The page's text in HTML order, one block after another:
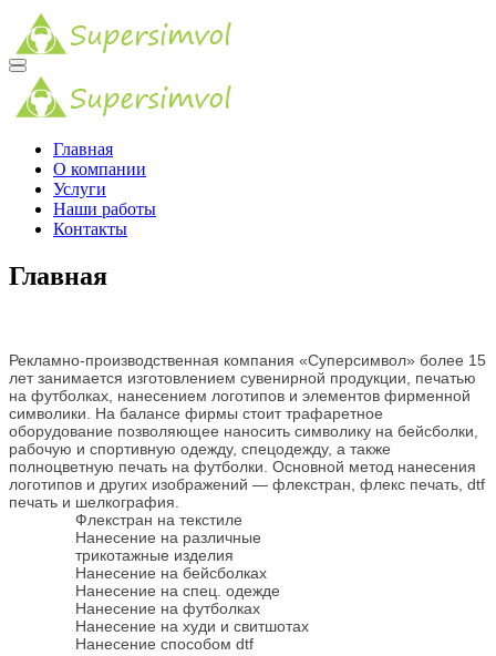
Главная
О компании
Услуги
Наши работы
Контакты
Главная
Рекламно-производственная компания «Суперсимвол» более 15
лет занимается изготовлением сувенирной продукции, печатью
на футболках, нанесением логотипов и элементов фирменной
символики. На балансе фирмы стоит трафаретное
оборудование позволяющее наносить символику на бейсболки,
рабочую и спортивную одежду, спецодежду, а также
полноцветную печать на футболки. Основной метод нанесения
логотипов и других изображений — флекстран, флекс печать, dtf
печать и шелкография.
Флекстран на текстиле
Нанесение на различные
трикотажные изделия
Нанесение на бейсболках
Нанесение на спец. одежде
Нанесение на футболках
Нанесение на худи и свитшотах
Нанесение способом dtf